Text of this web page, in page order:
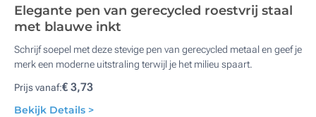
Elegante pen van gerecycled roestvrij staal
met blauwe inkt
Schrijf soepel met deze stevige pen van gerecycled metaal en geef je
merk een moderne uitstraling terwijl je het milieu spaart.
Prijs vanaf:€ 3,73
Bekijk Details >